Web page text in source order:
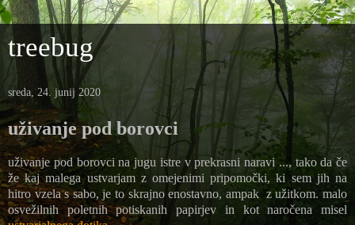
treebug
sreda, 24. junij 2020
uživanje pod borovci
uživanje pod borovci na jugu istre v prekrasni naravi ..., tako da če
že kaj malega ustvarjam z omejenimi pripomočki, ki sem jih na
hitro vzela s sabo, je to skrajno enostavno, ampak z užitkom. malo
osvežilnih poletnih potiskanih papirjev in kot naročena misel